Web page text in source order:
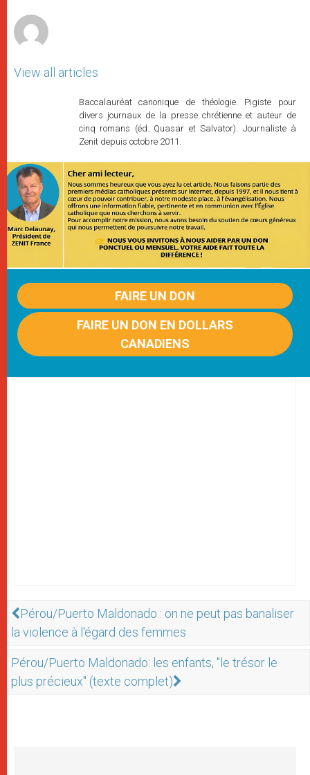
View all articles
Baccalauréat canonique de théologie. Pigiste pour
divers journaux de la presse chrétienne et auteur de
cinq romans (éd. Quasar et Salvator). Journaliste à
Zenit depuis octobre 2011.
FAIRE UN DON
FAIRE UN DON EN DOLLARS
CANADIENS
Pérou/Puerto Maldonado : on ne peut pas banaliser
la violence à l'égard des femmes
Pérou/Puerto Maldonado: les enfants, "le trésor le
plus précieux" (texte complet)